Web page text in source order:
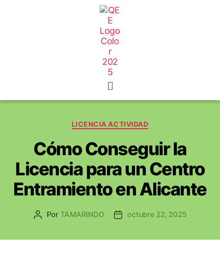
LICENCIA ACTIVIDAD
Cómo Conseguir la
Licencia para un Centro
Entramiento en Alicante
Por TAMARINDO octubre 22, 2025